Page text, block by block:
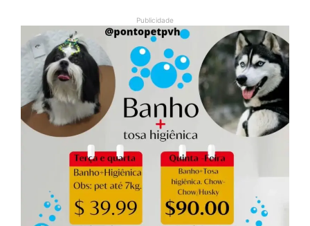
Publicidade